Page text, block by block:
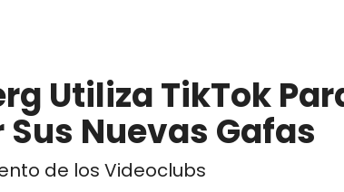
Utiliza TikTok
Nuevas Gafas
de los Videoclubs